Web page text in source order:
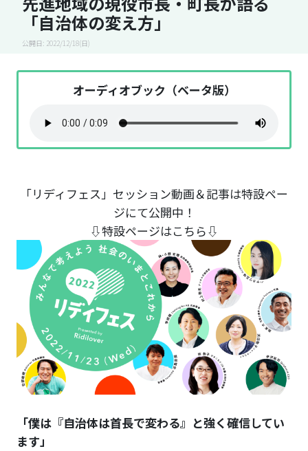
「自治体の変え方」
公開日: 2022/12/18(日)
オーディオブック（ベータ版）
「リディフェス」セッション動画＆記事は特設ペー
ジにて公開中！
⇩特設ページはこちら⇩
「僕は『自治体は首長で変わる』と強く確信してい
ます」